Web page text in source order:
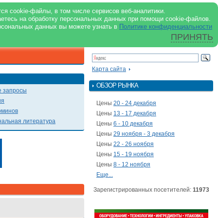
cookie-файлы, в том числе сервисов веб-аналитики.
на обработку персональных данных при помощи cookie-файлов.
данных вы можете узнать в Политике конфиденциальности
ПРИНЯТЬ
support@milkbranch.ru
О портале
Реклама в журнале
Реклама на портале
Архив номеров
запросы
литература
Карта сайта
ОБЗОР РЫНКА
Цены 20 - 24 декабря
Цены 13 - 17 декабря
Цены 6 - 10 декабря
Цены 29 ноября - 3 декабря
Цены 22 - 26 ноября
Цены 15 - 19 ноября
Цены 8 - 12 ноября
Еще...
Зарегистрированных посетителей: 11973